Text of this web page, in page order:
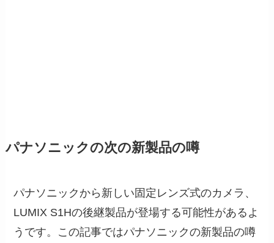
パナソニックの次の新製品の噂
パナソニックから新しい固定レンズ式のカメラ、
LUMIX S1Hの後継製品が登場する可能性があるよ
うです。この記事ではパナソニックの新製品の噂